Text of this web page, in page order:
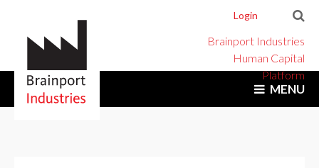
Login
Brainport Industries
Human Capital
Platform
MENU